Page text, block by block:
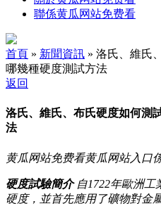
聯係黄瓜网站免费看
首頁 » 新聞資訊 » 洛氏、維氏
哪幾種硬度測試方法
返回
洛氏、維氏、布氏硬度如何
法
黄瓜网站免费看黄瓜网站入口
硬度試驗簡介自1722年歐洲工
硬度，並首先應用了礦物對